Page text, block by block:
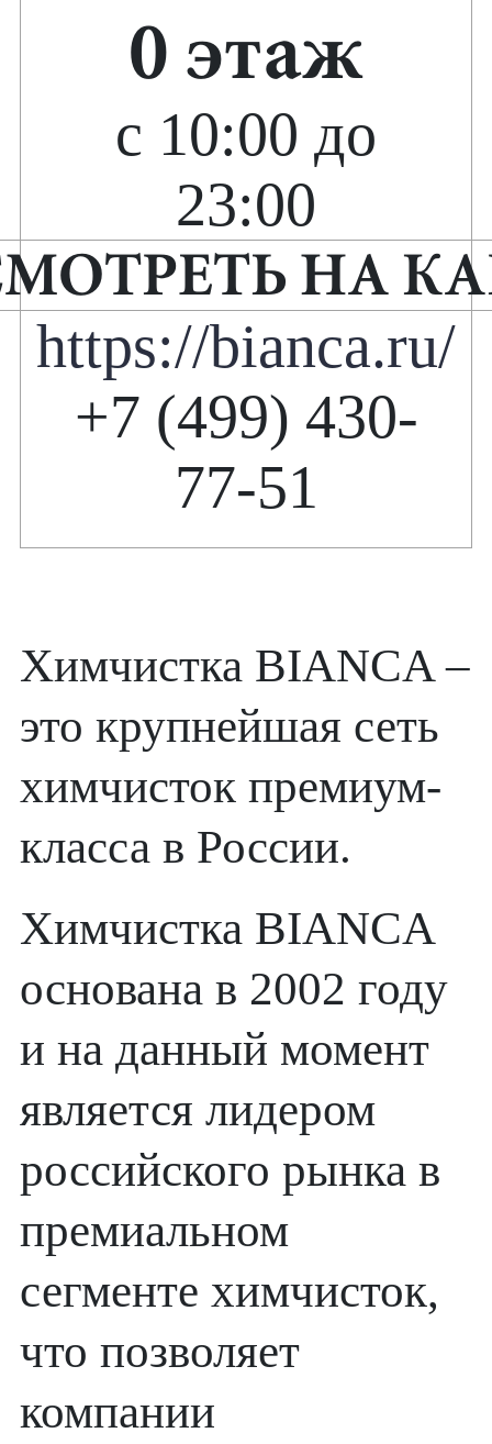
0 этаж
с 10:00 до
23:00
НА
https://bianca.ru/
+7 (499) 430-
77-51
Химчистка BIANCA –
это крупнейшая сеть
химчисток премиум-
класса в России.
Химчистка BIANCA
основана в 2002 году
и на данный момент
является лидером
российского рынка в
премиальном
сегменте химчисток,
что позволяет
компании